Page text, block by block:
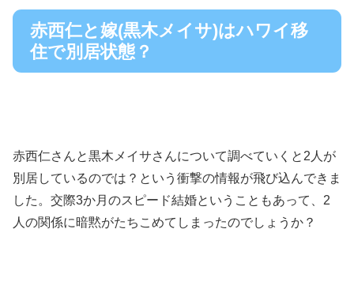
赤西仁と嫁(黒木メイサ)はハワイ移
住で別居状態？
赤西仁さんと黒木メイサさんについて調べていくと2人が
別居しているのでは？という衝撃の情報が飛び込んできま
した。交際3か月のスピード結婚ということもあって、2
人の関係に暗黙がたちこめてしまったのでしょうか？